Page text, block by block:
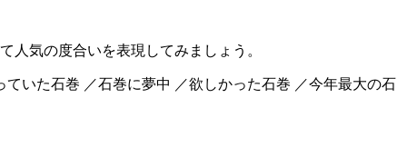
人気の度合いを表現してみましょう。
いた石巻 ／石巻に夢中 ／欲しかった石巻 ／今年最大の石